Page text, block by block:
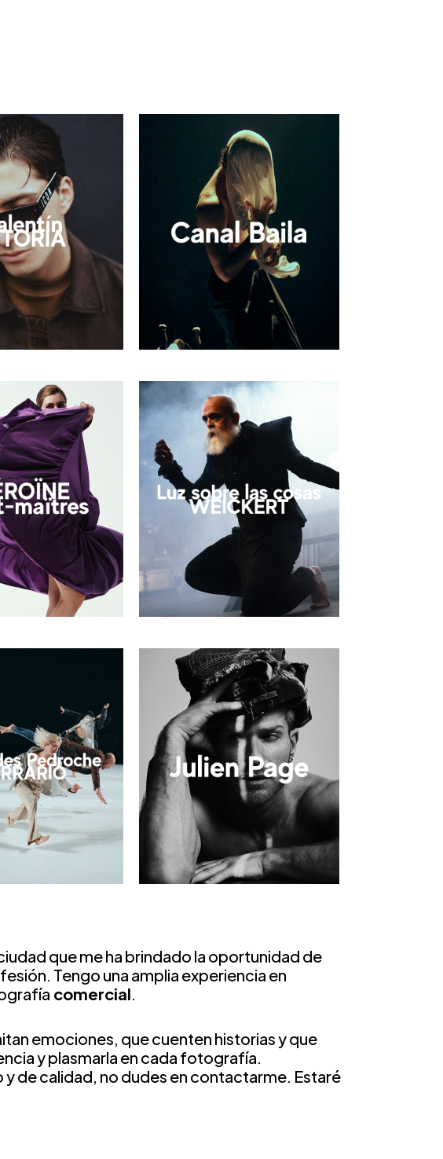
que me ha brindado la oportunidad de
Tengo una amplia experiencia en
comercial
emociones, que cuenten historias y que
y plasmarla en cada fotografía.
de calidad, no dudes en contactarme. Estaré